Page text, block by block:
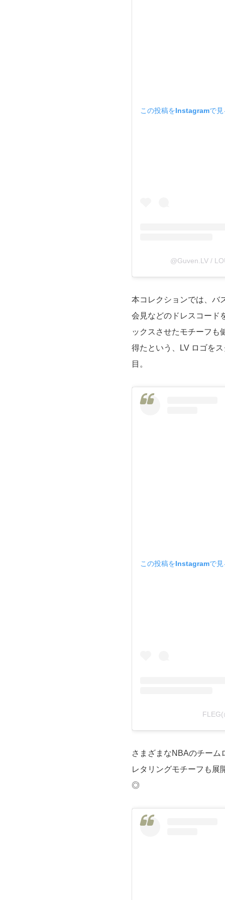
この投稿をInstagramで見
@Guven.LV /
本コレクションでは、バ
会見などのドレスコード
ックスさせたモチーフも
得たという、LV ロゴを
目。
この投稿をInstagramで見
さまざまなNBAのチーム
レタリングモチーフも展
◎